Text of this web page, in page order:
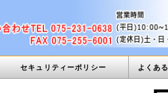
セキュリティーポリシー よくあ